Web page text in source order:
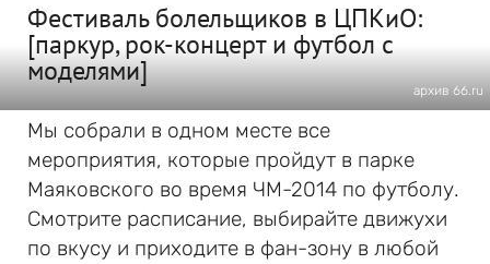
Фестиваль болельщиков в ЦПКиО:
[паркур, рок-концерт и футбол с
моделями]
архив 66.ru
Мы собрали в одном месте все
мероприятия, которые пройдут в парке
Маяковского во время ЧМ-2014 по футболу.
Смотрите расписание, выбирайте движухи
по вкусу и приходите в фан-зону в любой